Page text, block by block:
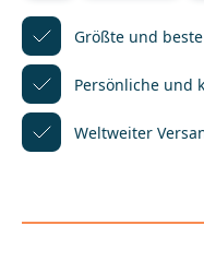
Größte und
Persönliche und
Weltweiter